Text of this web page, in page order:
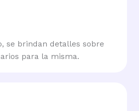
se brindan detalles sobre
para la misma.